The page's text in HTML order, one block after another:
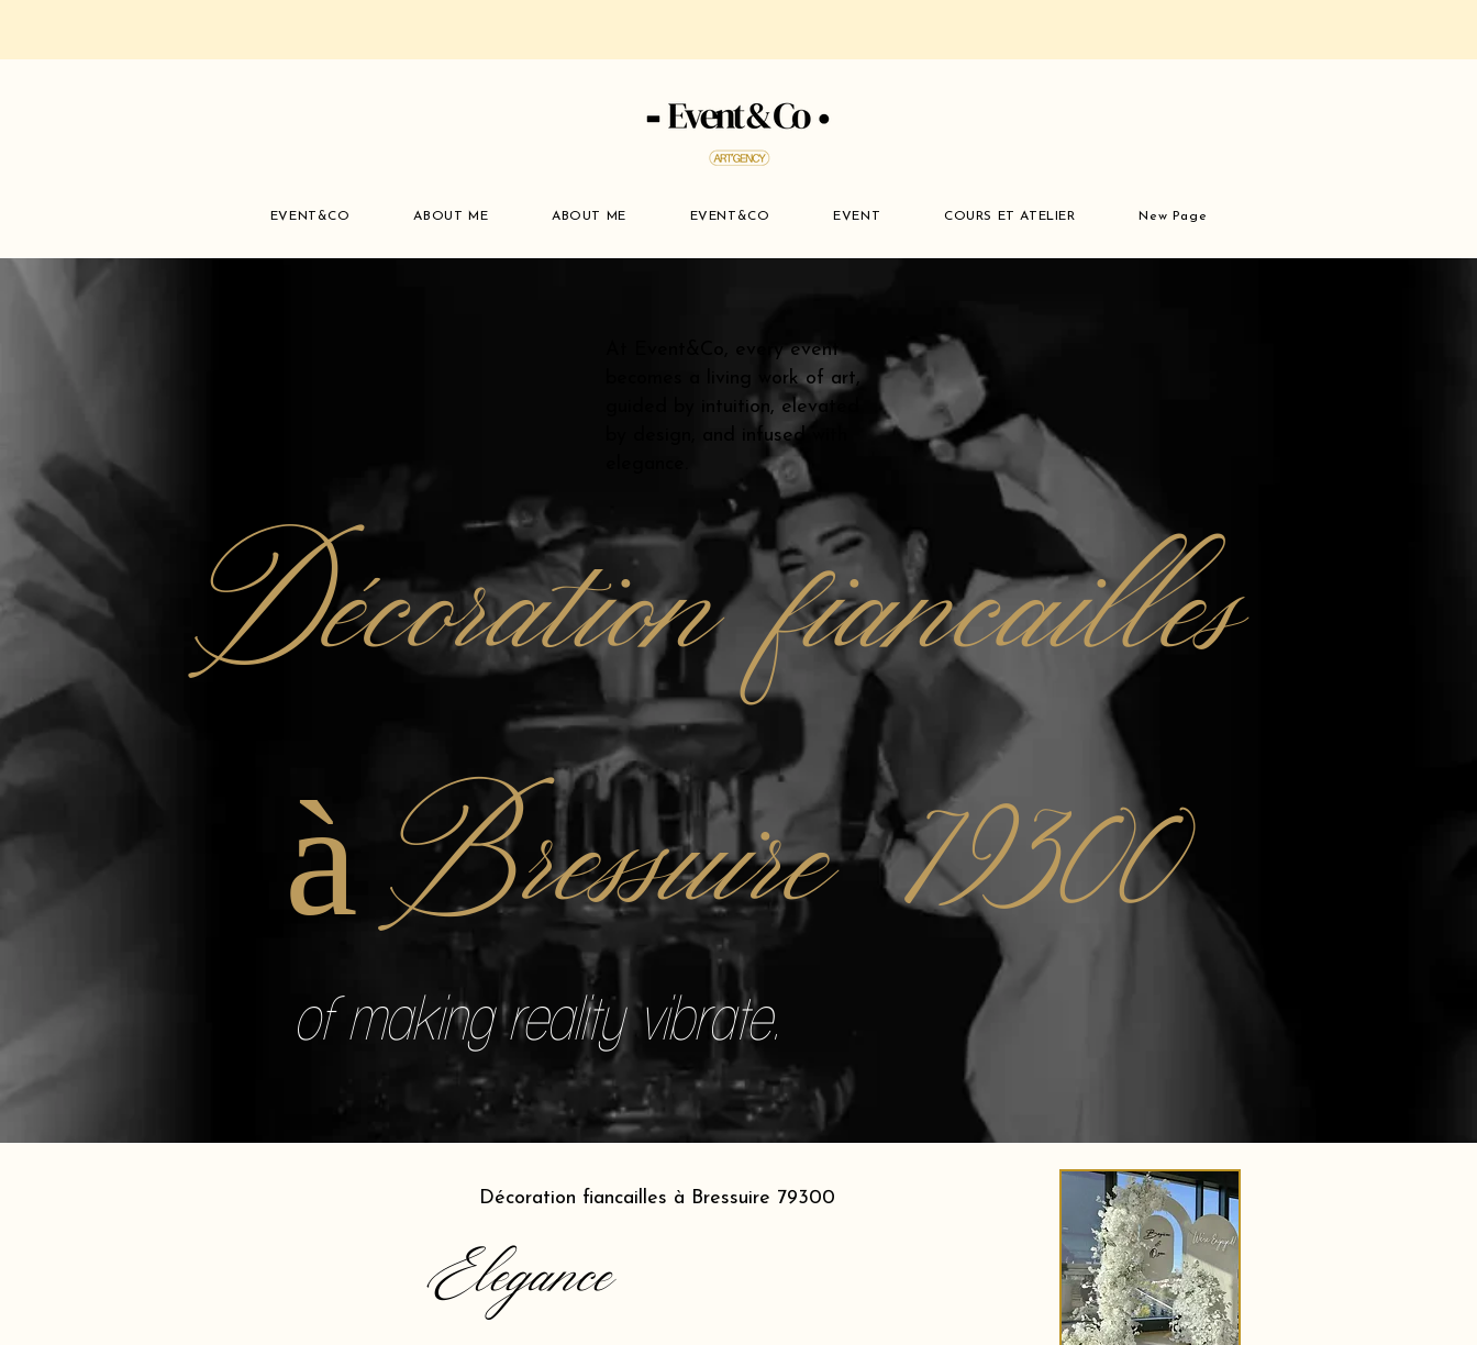
EVENT&CO ABOUT ME ABOUT ME EVENT&CO EVENT COURS ET ATELIER New Page
At Event&Co, every event
becomes a living work of art,
guided by intuition, elevated
by design, and infused with
Décoration fiancailles
à Bressuire 79300
of making reality vibrate.
Décoration fiancailles à Bressuire 79300
Elegance